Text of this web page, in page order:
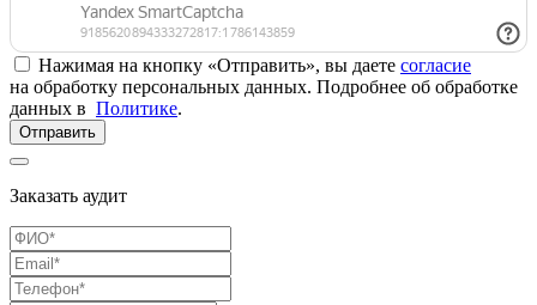
Нажимая на кнопку «Отправить», вы даете согласие
на обработку персональных данных. Подробнее об обработке
данных в Политике.
Отправить
Заказать аудит